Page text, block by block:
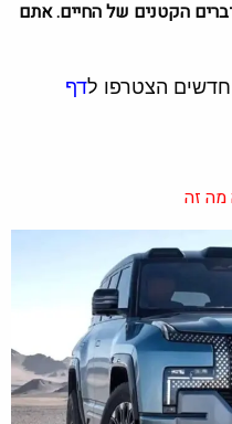
הקטנים של החיים. אתם
הצטרפו ל דף
זה